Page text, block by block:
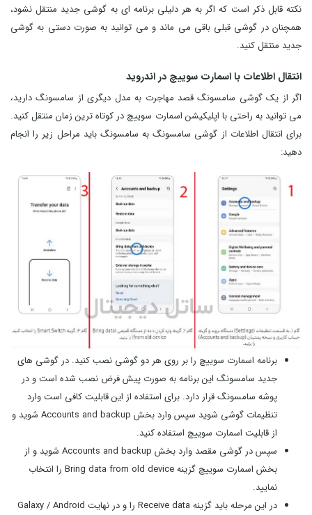
نکته قابل ذکر است که اگر به هر دلیلی برنامه ای به گوشی جدید منتقل نشود،
همچنان در گوشی قبلی باقی می ماند و می توانید به صورت دستی به گوشی
جدید منتقل کنید.
انتقال اطلاعات با اسمارت سوییچ در اندروید
اگر از یک گوشی سامسونگ قصد مهاجرت به مدل دیگری از سامسونگ دارید،
می توانید به راحتی با اپلیکیشن اسمارت سوییچ در کوتاه ترین زمان منتقل کنید.
برای انتقال اطلاعات از گوشی سامسونگ به سامسونگ باید مراحل زیر را انجام
دهید:
برنامه اسمارت سوییچ را بر روی هر دو گوشی نصب کنید. در گوشی های
جدید سامسونگ این برنامه به صورت پیش فرض نصب شده است و در
پوشه سامسونگ قرار دارد. برای استفاده از این قابلیت کافی است وارد
تنظیمات گوشی شوید سپس وارد بخش Accounts and backup شوید و
از قابلیت اسمارت سوییچ استفاده کنید.
سپس در گوشی مقصد وارد بخش Accounts and backup شوید و از
بخش اسمارت سوییچ گزینه Bring data from old device را انتخاب
نمایید.
در این مرحله باید گزینه Receive data را و در نهایت Galaxy / Android